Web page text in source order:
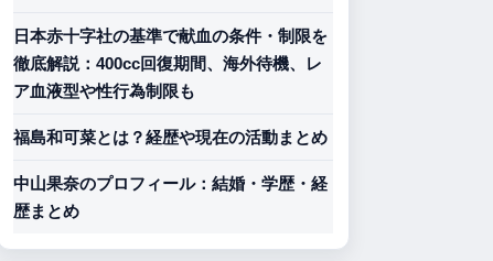
日本赤十字社の基準で献血の条件・制限を
徹底解説：400cc回復期間、海外待機、レ
ア血液型や性行為制限も
福島和可菜とは？経歴や現在の活動まとめ
中山果奈のプロフィール：結婚・学歴・経
歴まとめ